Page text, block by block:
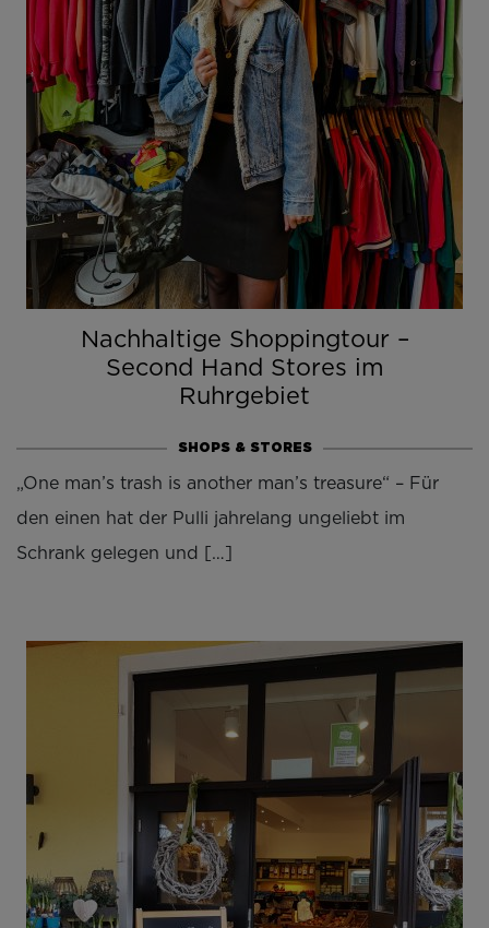
Nachhaltige Shoppingtour –
Second Hand Stores im
Ruhrgebiet
SHOPS & STORES
„One man’s trash is another man’s treasure“ – Für
den einen hat der Pulli jahrelang ungeliebt im
Schrank gelegen und […]